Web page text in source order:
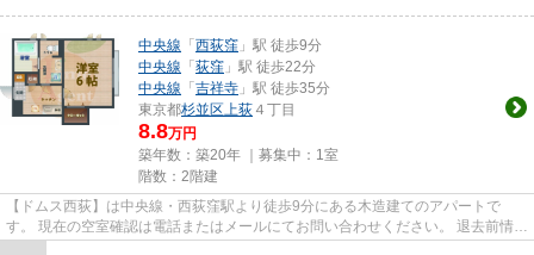
中央線 「 西荻窪 」駅 徒歩9分
中央線 「 荻窪 」駅 徒歩22分
中央線 「 吉祥寺 」駅 徒歩35分
東京都杉並区上荻 ４丁目
8.8万円
築年数：築20年 ｜募集中： 1室
階数：2階建
【ドムス西荻】は中央線・西荻窪駅より徒歩9分にある木造建てのアパートで
す。 現在の空室確認は電話またはメールにてお問い合わせください。 退去前情報